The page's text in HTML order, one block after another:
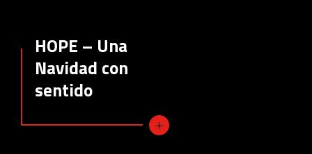
HOPE – Una
Navidad con
sentido